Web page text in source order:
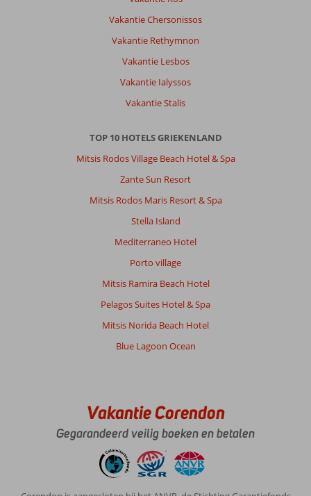
Vakantie Chersonissos
Vakantie Rethymnon
Vakantie Lesbos
Vakantie Ialyssos
Vakantie Stalis
TOP 10 HOTELS GRIEKENLAND
Mitsis Rodos Village Beach Hotel & Spa
Zante Sun Resort
Mitsis Rodos Maris Resort & Spa
Stella Island
Mediterraneo Hotel
Porto village
Mitsis Ramira Beach Hotel
Pelagos Suites Hotel & Spa
Mitsis Norida Beach Hotel
Blue Lagoon Ocean
Vakantie Corendon
Gegarandeerd veilig boeken en betalen